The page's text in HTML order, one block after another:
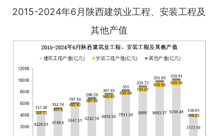
2015-2024年6月陕西建筑业工程、安装工程及
其他产值